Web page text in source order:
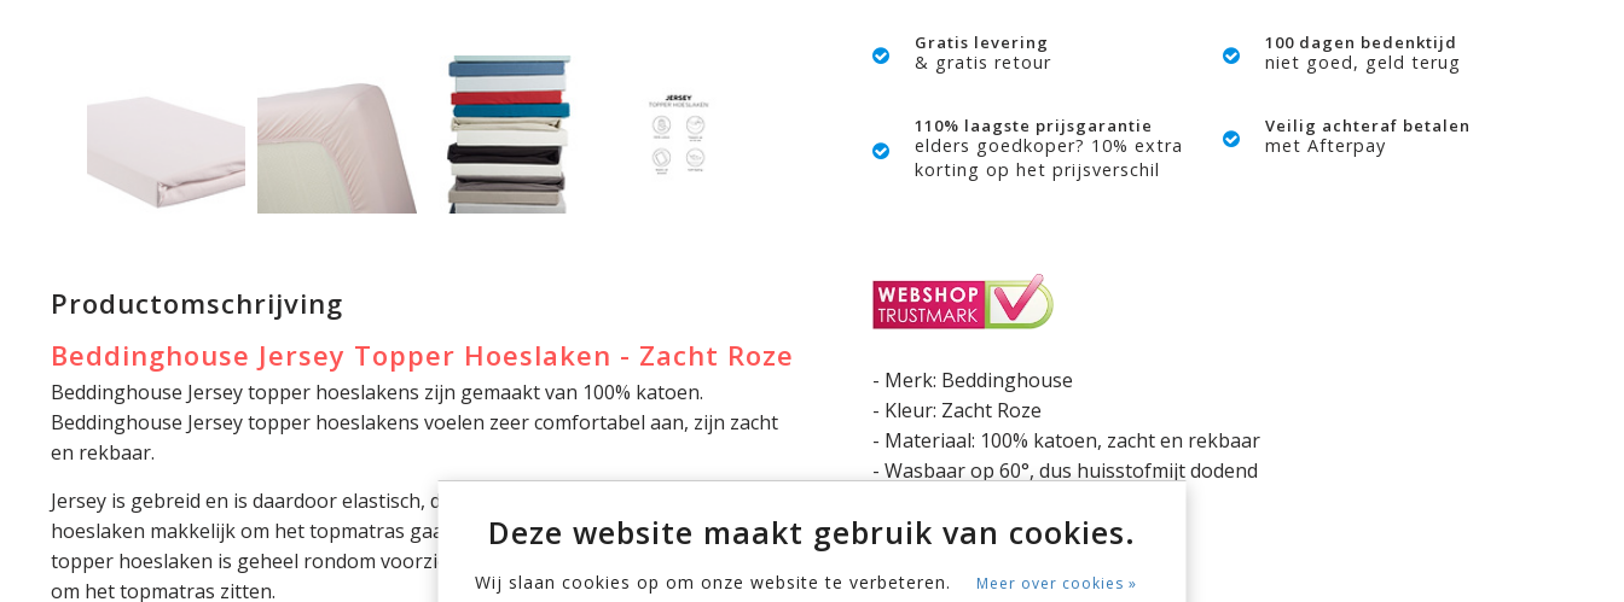
Gratis levering
& gratis retour
100 dagen bedenktijd
niet goed, geld terug
110% laagste prijsgarantie
elders goedkoper? 10% extra
korting op het prijsverschil
Veilig achteraf betalen
met Afterpay
Productomschrijving
Beddinghouse Jersey Topper Hoeslaken - Zacht Roze
Beddinghouse Jersey topper hoeslakens zijn gemaakt van 100% katoen.
Beddinghouse Jersey topper hoeslakens voelen zeer comfortabel aan, zijn zacht
en rekbaar.
Jersey is gebreid en is daardoor elastisch, dit zorgt ervoor dat het topper
hoeslaken makkelijk om het topmatras gaat en een mooie pasvorm heeft. Het
topper hoeslaken is geheel rondom voorzien van elastiek en blijft daardoor goed
om het topmatras zitten.
- Merk: Beddinghouse
- Kleur: Zacht Roze
- Materiaal: 100% katoen, zacht en rekbaar
- Wasbaar op 60°, dus huisstofmijt dodend
Deze website maakt gebruik van cookies.
Wij slaan cookies op om onze website te verbeteren. Meer over cookies »